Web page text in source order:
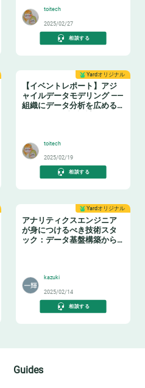
toitech
2025/02/27
相談する
Yardオリジナル
【イベントレポート】アジ
ャイルデータモデリング ——
組織にデータ分析を広める
toitech
2025/02/19
相談する
Yardオリジナル
アナリティクスエンジニア
が身につけるべき技術スタ
ック：データ基盤構築からBI
kazuki
2025/02/14
相談する
Guides